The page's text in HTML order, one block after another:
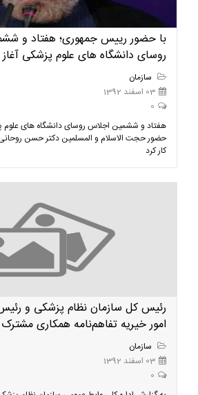
با حضور رییس جمهوری؛ هفتاد و
روسای دانشگاه های علوم پزشکی آغاز
سازمان
03 اسفند 1392
0
هفتاد و ششمین اجلاس روسای دانشگاه های علوم
حضور حجت الاسلام و المسلمین دكتر حسن
کار کرد
رئیس کل سازمان نظام پزشکی و
امور خیریه تفاهم‌نامه همکاری
سازمان
03 اسفند 1392
0